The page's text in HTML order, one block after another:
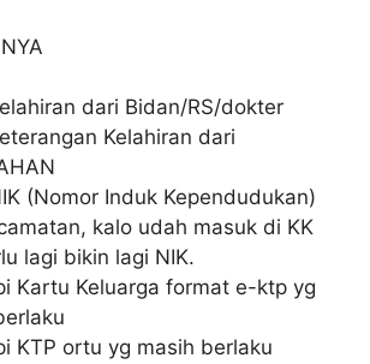
dari Bidan/RS/dokter
Kelahiran dari
(Nomor Induk Kependudukan)
kalo udah masuk di KK
lagi bikin lagi NIK.
Kartu Keluarga format e-ktp yg
KTP ortu yg masih berlaku